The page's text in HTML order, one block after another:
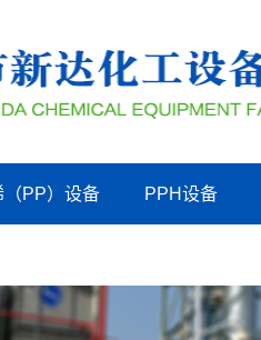
（PP）设备 PPH设备